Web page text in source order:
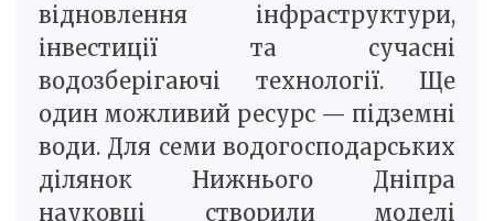
відновлення інфраструктури,
інвестиції та сучасні
водозберігаючі технології. Ще
один можливий ресурс — підземні
води. Для семи водогосподарських
ділянок Нижнього Дніпра
науковці створили моделі